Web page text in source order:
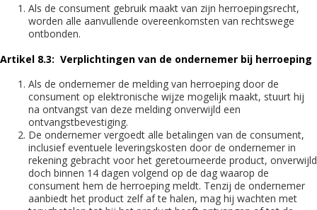
Als de consument gebruik maakt van zijn herroepingsrecht,
worden alle aanvullende overeenkomsten van rechtswege
ontbonden.
Artikel 8.3: Verplichtingen van de ondernemer bij herroeping
Als de ondernemer de melding van herroeping door de
consument op elektronische wijze mogelijk maakt, stuurt hij
na ontvangst van deze melding onverwijld een
ontvangstbevestiging.
De ondernemer vergoedt alle betalingen van de consument,
inclusief eventuele leveringskosten door de ondernemer in
rekening gebracht voor het geretourneerde product, onverwijld
doch binnen 14 dagen volgend op de dag waarop de
consument hem de herroeping meldt. Tenzij de ondernemer
aanbiedt het product zelf af te halen, mag hij wachten met